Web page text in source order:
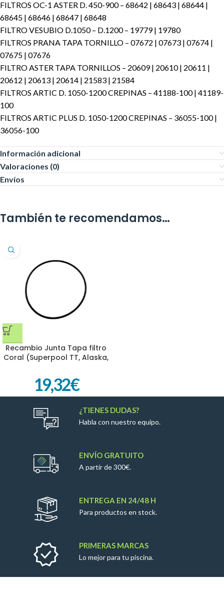
FILTROS OC-1 ASTER D. 450-900 – 68642 | 68643 | 68644 |
68645 | 68646 | 68647 | 68648
FILTRO VESUBIO D.1050 – D.1200 – 19779 | 19780
FILTROS PRANA TAPA TORNILLO – 07672 | 07673 | 07674 |
07675 | 07676
FILTRO ASTER TAPA TORNILLOS – 20609 | 20610 | 20611 |
20612 | 20613 | 20614 | 21583 | 21584
FILTROS ARTIC D. 1050-1200 CREPINAS – 41188-100 | 41189-
100
FILTROS ARTIC PLUS D. 1050-1200 CREPINAS – 36055-100 |
36056-100
Información adicional
Valoraciones (0)
Envíos
También te recomendamos…
Recambio Junta Tapa filtro
Coral (Superpool TT, Alaska,
19,32€
¿TIENES DUDAS?
Habla con nuestro equipo.
ENVÍO GRATUITO
A partir de 300€.
ENTREGA EN 24/48 H
Para productos en stock.
PRIMERAS MARCAS
Lo mejor para tu piscina.